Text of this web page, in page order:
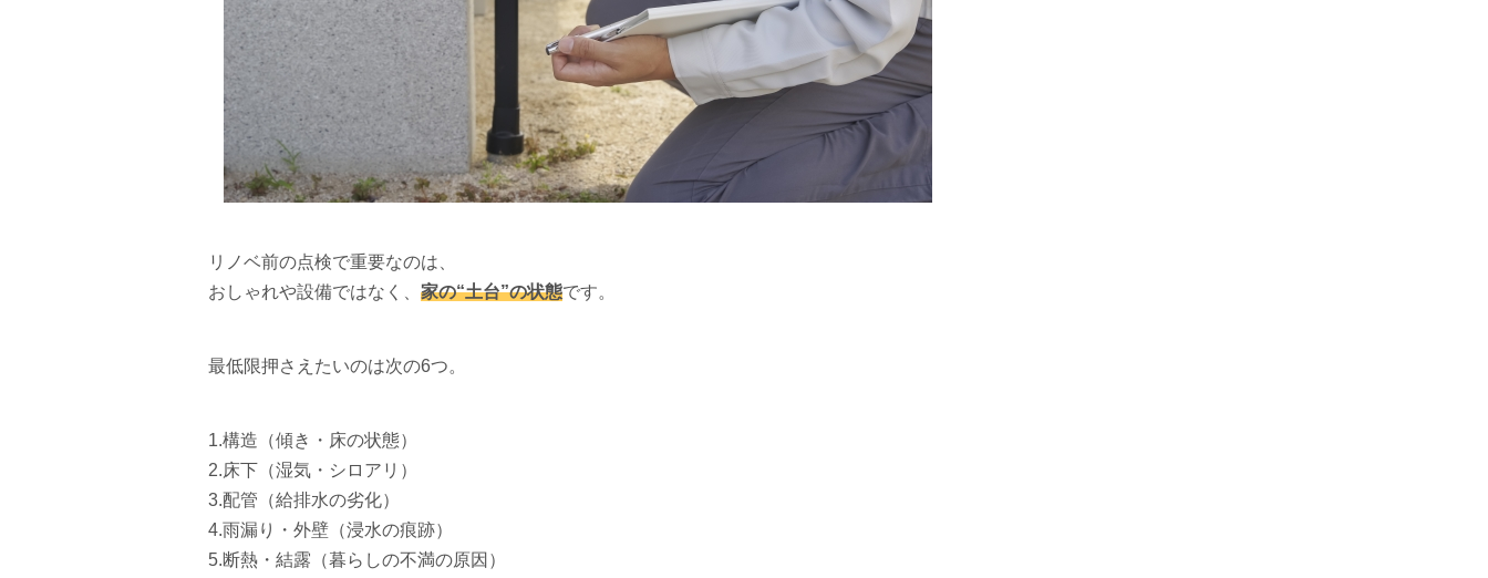
リノベ前の点検で重要なのは、
おしゃれや設備ではなく、 家の“土台”の状態です。
最低限押さえたいのは次の6つ。
1.構造（傾き・床の状態）
2.床下（湿気・シロアリ）
3.配管（給排水の劣化）
4.雨漏り・外壁（浸水の痕跡）
5.断熱・結露（暮らしの不満の原因）